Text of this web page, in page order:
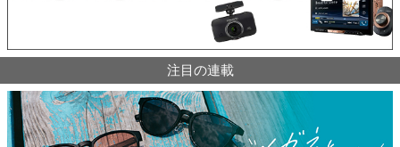
注目の連載